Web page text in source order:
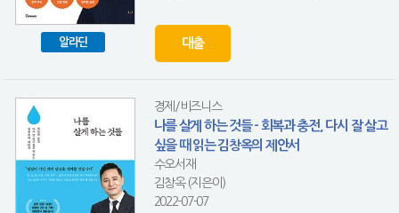
알라딘 대출
경제/비즈니스
나를 살게 하는 것들 - 회복과 충전, 다시 잘 살고
싶을 때 읽는 김창옥의 제안서
수오서재
김창옥 (지은이)
2022-07-07